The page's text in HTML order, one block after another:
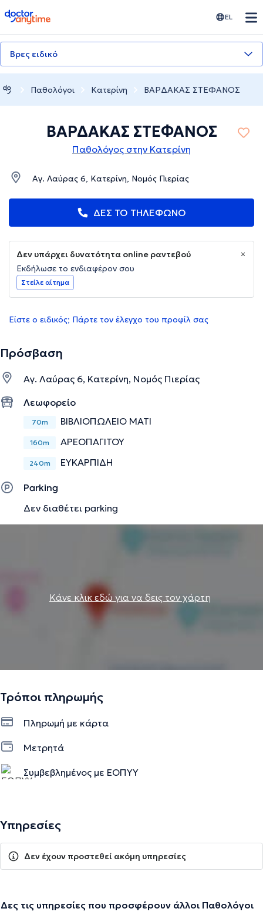
doctoranytime EL
Βρες ειδικό
Παθολόγοι Κατερίνη ΒΑΡΔΑΚΑΣ ΣΤΕΦΑΝΟΣ
ΒΑΡΔΑΚΑΣ ΣΤΕΦΑΝΟΣ
Παθολόγος στην Κατερίνη
Αγ. Λαύρας 6, Κατερίνη, Νομός Πιερίας
ΔΕΣ ΤΟ ΤΗΛΕΦΩΝΟ
Δεν υπάρχει δυνατότητα online ραντεβού
Εκδήλωσε το ενδιαφέρον σου
Στείλε αίτημα
Είστε ο ειδικός; Πάρτε τον έλεγχο του προφίλ σας
Πρόσβαση
Αγ. Λαύρας 6, Κατερίνη, Νομός Πιερίας
Λεωφορείο
70m ΒΙΒΛΙΟΠΩΛΕΙΟ ΜΑΤΙ
160m ΑΡΕΟΠΑΓΙΤΟΥ
240m ΕΥΚΑΡΠΙΔΗ
Parking
Δεν διαθέτει parking
Κάνε κλικ εδώ για να δεις τον χάρτη
Τρόποι πληρωμής
Πληρωμή με κάρτα
Μετρητά
Συμβεβλημένος με ΕΟΠΥΥ
Υπηρεσίες
Δεν έχουν προστεθεί ακόμη υπηρεσίες
Δες τις υπηρεσίες που προσφέρουν άλλοι Παθολόγοι